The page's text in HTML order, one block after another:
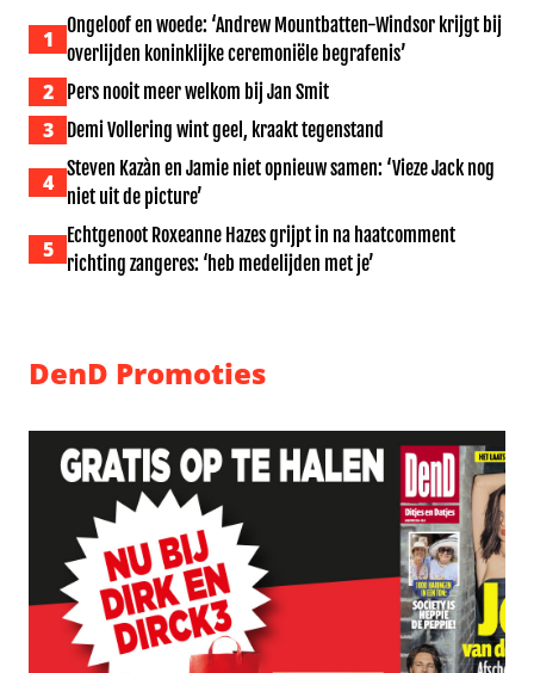
1
Ongeloof en woede: ‘Andrew Mountbatten-Windsor krijgt bij
overlijden koninklijke ceremoniële begrafenis’
2 Pers nooit meer welkom bij Jan Smit
3 Demi Vollering wint geel, kraakt tegenstand
4
Steven Kazàn en Jamie niet opnieuw samen: ‘Vieze Jack nog
niet uit de picture’
5
Echtgenoot Roxeanne Hazes grijpt in na haatcomment
richting zangeres: ‘heb medelijden met je’
DenD Promoties